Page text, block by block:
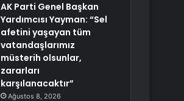
AK Parti Genel Başkan
Yardımcısı Yayman: “Sel
afetini yaşayan tüm
vatandaşlarımız
müsterih olsunlar,
zararları
karşılanacaktır”
Ağustos 8, 2026